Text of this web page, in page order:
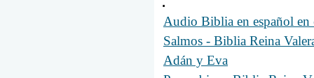
Audio Biblia en español en
Salmos - Biblia Reina
Adán y Eva